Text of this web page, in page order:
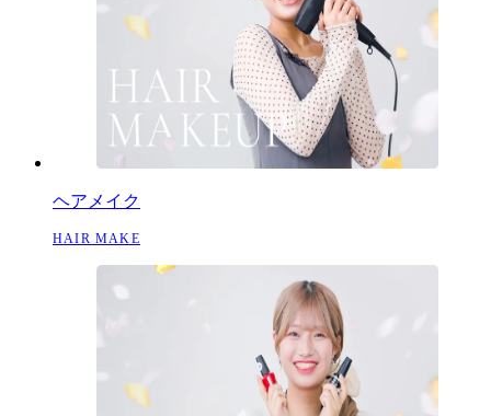
ヘアメイク
HAIR MAKE